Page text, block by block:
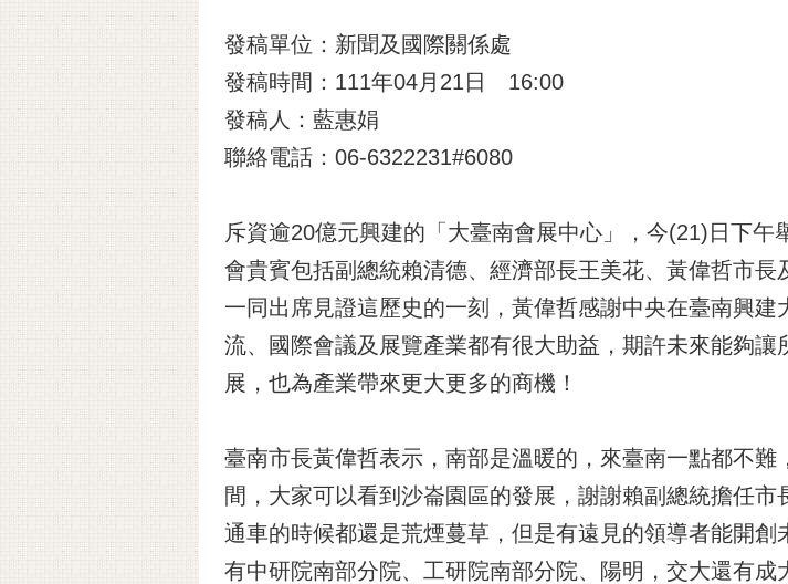
發稿單位：新聞及國際關係處
發稿時間：111年04月21日 16:00
發稿人：藍惠娟
聯絡電話：06-6322231#6080
斥資逾20億元興建的「大臺南會展中心」，今(21)日下
會貴賓包括副總統賴清德、經濟部長王美花、黃偉哲市長
一同出席見證這歷史的一刻，黃偉哲感謝中央在臺南興
流、國際會議及展覽產業都有很大助益，期許未來能夠
展，也為產業帶來更大更多的商機！
臺南市長黃偉哲表示，南部是溫暖的，來臺南一點都不
間，大家可以看到沙崙園區的發展，謝謝賴副總統擔任
通車的時候都還是荒煙蔓草，但是有遠見的領導者能開
有中研院南部分院、工研院南部分院、陽明，交大還有